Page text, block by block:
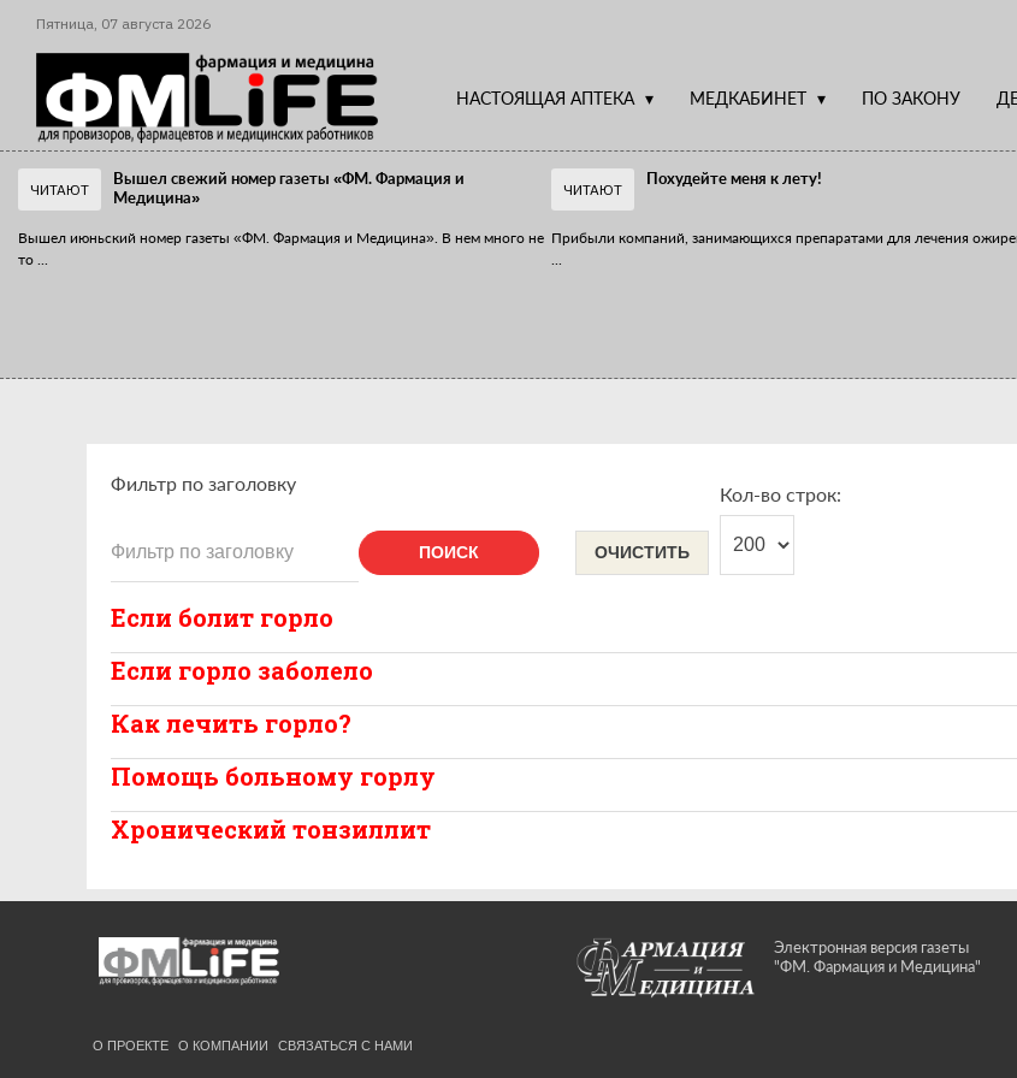
Пятница, 07 августа 2026
НАСТОЯЩАЯ АПТЕКА МЕДКАБИНЕТ ПО ЗАКОНУ
ЧИТАЮТ
Вышел свежий номер газеты «ФМ. Фармация и
Медицина»
Вышел июньский номер газеты «ФМ. Фармация и Медицина». В нем много не
то
ЧИТАЮТ
Похудейте меня к лету!
Прибыли компаний, занимающихся препаратами для лечения
Фильтр по заголовку
ПОИСК ОЧИСТИТЬ
Кол-во строк:
Если болит горло
Если горло заболело
Как лечить горло?
Помощь больному горлу
Хронический тонзиллит
Электронная версия газеты
"ФМ. Фармация и Медицина"
О ПРОЕКТЕ О КОМПАНИИ СВЯЗАТЬСЯ С НАМИ